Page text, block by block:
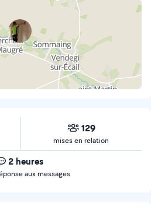
129
mises en relation
2 heures
aux messages